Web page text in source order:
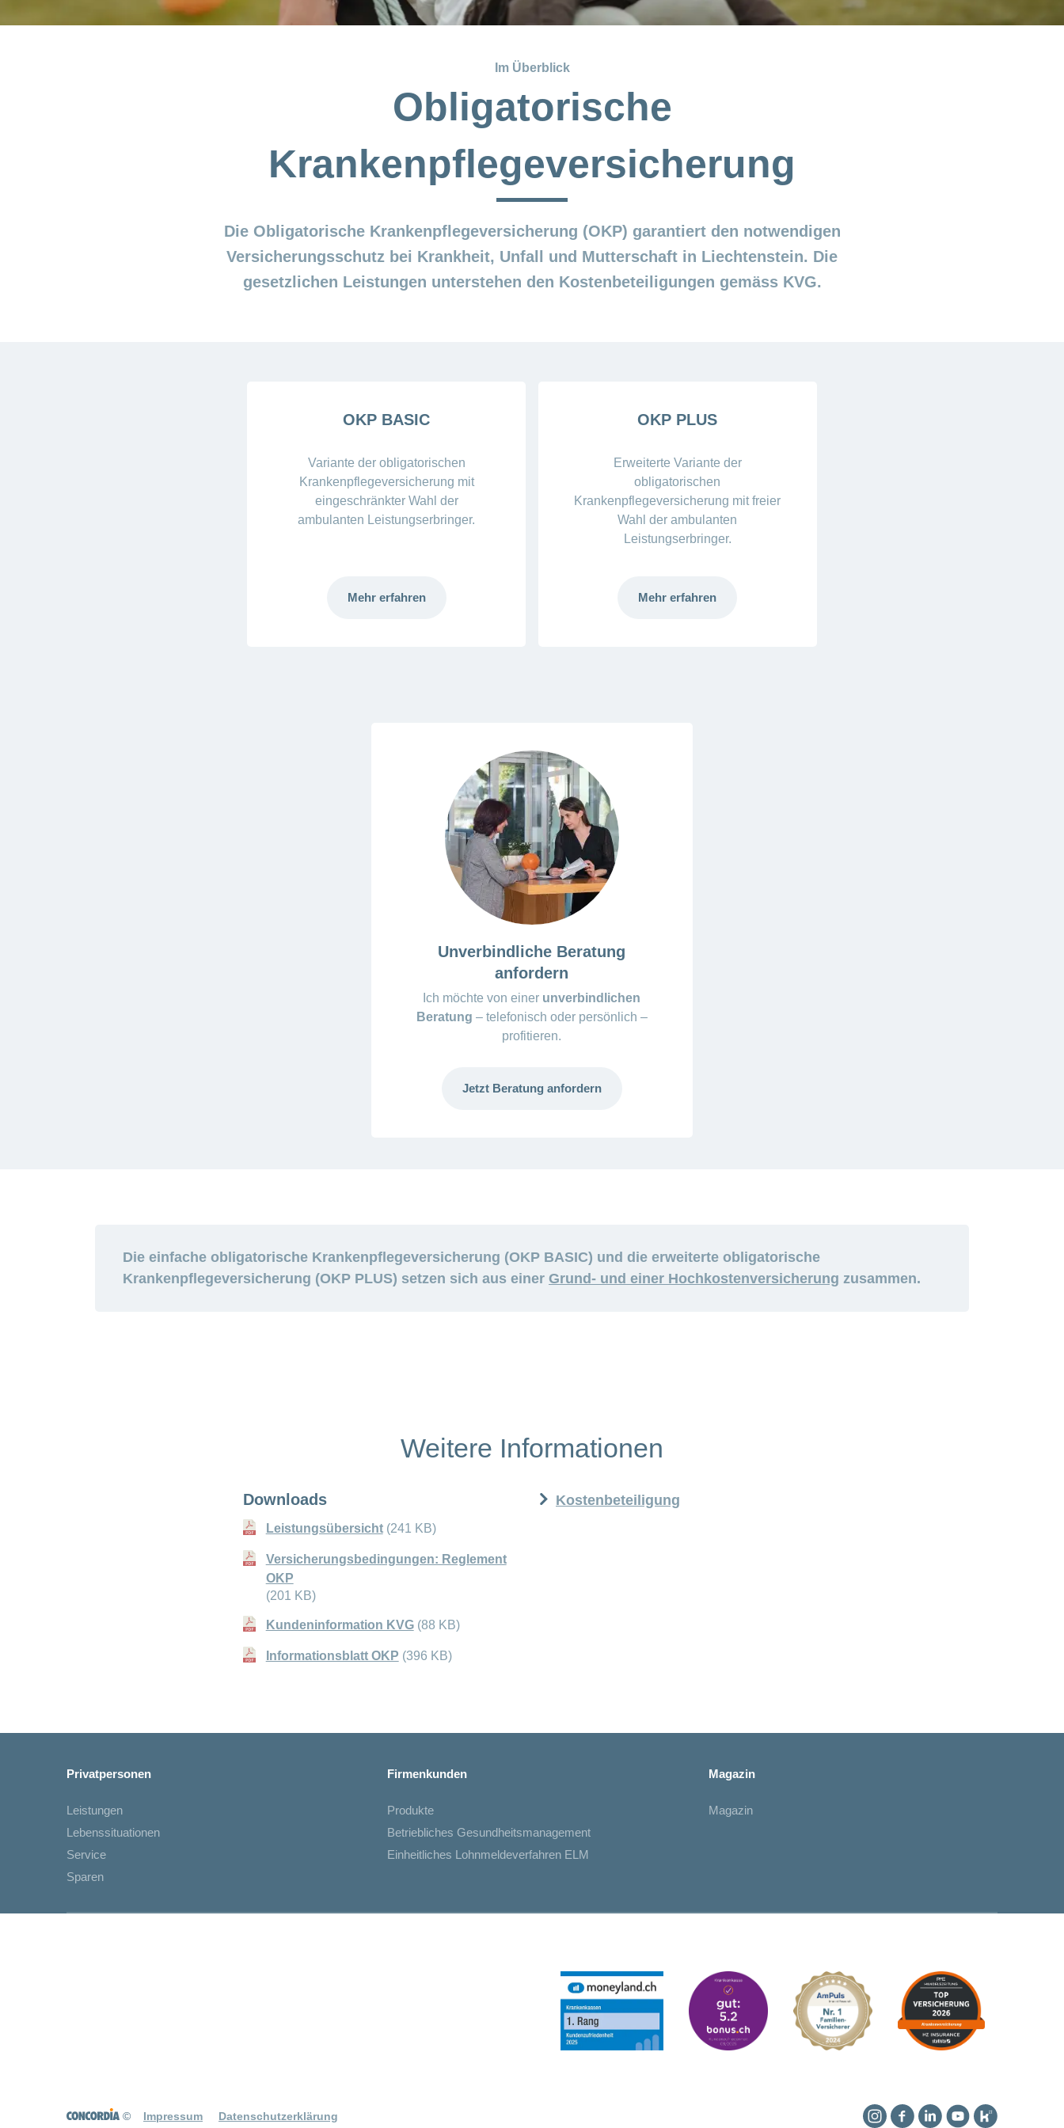
Im Überblick
Obligatorische
Krankenpflegeversicherung
Die Obligatorische Krankenpflegeversicherung (OKP) garantiert den notwendigen
Versicherungsschutz bei Krankheit, Unfall und Mutterschaft in Liechtenstein. Die
gesetzlichen Leistungen unterstehen den Kostenbeteiligungen gemäss KVG.
OKP BASIC
Variante der obligatorischen
Krankenpflegeversicherung mit
eingeschränkter Wahl der
ambulanten Leistungserbringer.
Mehr erfahren
OKP PLUS
Erweiterte Variante der
obligatorischen
Krankenpflegeversicherung mit freier
Wahl der ambulanten
Leistungserbringer.
Mehr erfahren
Unverbindliche Beratung
anfordern
Ich möchte von einer unverbindlichen
Beratung – telefonisch oder persönlich –
profitieren.
Jetzt Beratung anfordern
Die einfache obligatorische Krankenpflegeversicherung (OKP BASIC) und die erweiterte obligatorische
Krankenpflegeversicherung (OKP PLUS) setzen sich aus einer Grund- und einer Hochkostenversicherung zusammen.
Weitere Informationen
Downloads
Leistungsübersicht (241 KB)
Versicherungsbedingungen: Reglement
OKP
(201 KB)
Kundeninformation KVG (88 KB)
Informationsblatt OKP (396 KB)
Kostenbeteiligung
Privatpersonen
Leistungen
Lebenssituationen
Service
Sparen
Firmenkunden
Produkte
Betriebliches Gesundheitsmanagement
Einheitliches Lohnmeldeverfahren ELM
Magazin
Magazin
© Impressum Datenschutzerklärung
Instagram
Facebook
Linkedin
YouTubeKununu